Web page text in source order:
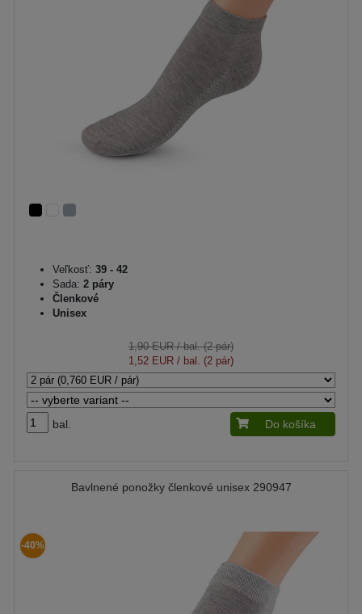
Veľkosť: 39 - 42
Sada: 2 páry
Členkové
Unisex
1,90 EUR/ bal. (2 pár)
1,52 EUR / bal. (2 pár)
bal. Do košíka
Bavlnené ponožky členkové unisex 290947
-40%